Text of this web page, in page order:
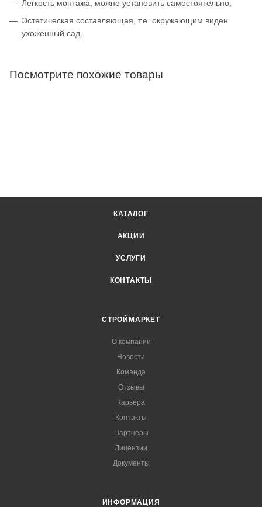
Легкость монтажа, можно установить самостоятельно;
Эстетическая составляющая, т.е. окружающим виден
ухоженный сад.
Посмотрите похожие товары
КАТАЛОГ
АКЦИИ
УСЛУГИ
КОНТАКТЫ
СТРОЙМАРКЕТ
О компании
Новости
Команда
Отзывы
Карьера
Контакты
Партнеры
Лицензии
Документы
ИНФОРМАЦИЯ